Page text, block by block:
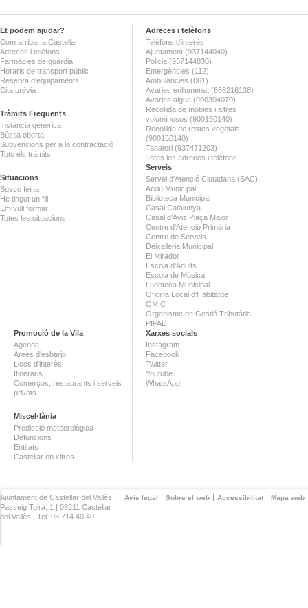
Et podem ajudar?
Com arribar a Castellar
Adreces i telèfons
Farmàcies de guàrdia
Horaris de transport públic
Reserva d'equipaments
Cita prèvia
Tràmits Freqüents
Instància genèrica
Bústia oberta
Subvencions per a la contractació
Tots els tràmits
Situacions
Busco feina
He tingut un fill
Em vull formar
Totes les situacions
Adreces i telèfons
Telèfons d'interès
Ajuntament (937144040)
Policia (937144830)
Emergències (112)
Ambulàncies (061)
Avaries enllumenat (686216138)
Avaries aigua (900304070)
Recollida de mobles i altres
voluminosos (900150140)
Recollida de restes vegetals
(900150140)
Tanatori (937471203)
Totes les adreces i telèfons
Serveis
Servei d'Atenció Ciutadana (SAC)
Arxiu Municipal
Biblioteca Municipal
Casal Catalunya
Casal d'Avis Plaça Major
Centre d'Atenció Primària
Centre de Serveis
Deixalleria Municipal
El Mirador
Escola d'Adults
Escola de Música
Ludoteca Municipal
Oficina Local d'Habitatge
OMIC
Organisme de Gestió Tributària
PIPAD
Promoció de la Vila
Agenda
Àrees d'esbarjo
Llocs d'interès
Itineraris
Comerços, restaurants i serveis
privats
Miscel·lània
Predicció meteorològica
Defuncions
Entitats
Castellar en xifres
Xarxes socials
Instagram
Facebook
Twitter
Youtube
WhatsApp
Avís legal Sobre el web Accessibilitat Mapa web
Ajuntament de Castellar del Vallès ·
Passeig Tolrà, 1 | 08211 Castellar
del Vallès | Tel. 93 714 40 40